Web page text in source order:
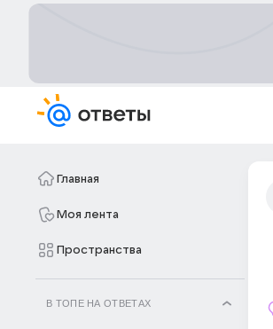
Главная
Моя лента
Пространства
В ТОПЕ НА ОТВЕТАХ